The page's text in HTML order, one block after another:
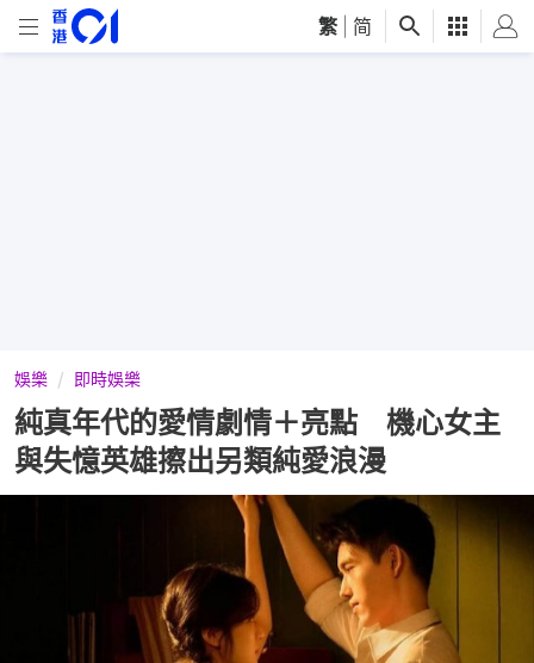
繁 简
娛樂 即時娛樂
純真年代的愛情劇情＋亮點 機心女主
與失憶英雄擦出另類純愛浪漫